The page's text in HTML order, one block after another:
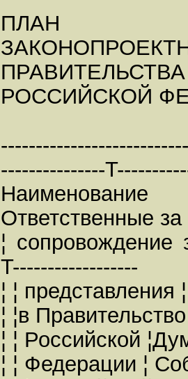
ПЛАН
ПРАВИТЕЛЬСТВА
РОССИЙСКОЙ
---------------
Ответственные за
¦ сопровождение
T------------------
¦ ¦ представления
¦ ¦в
¦ ¦ Российской
¦ ¦ Федерации ¦